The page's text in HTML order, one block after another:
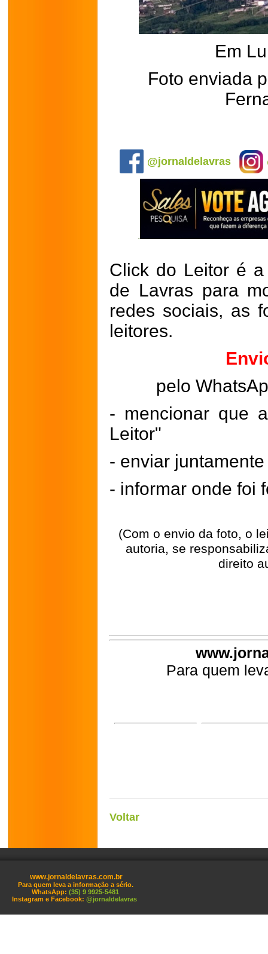
Em
Foto enviada
@jornaldelavras
Click do Leitor é
de Lavras para
redes sociais, as
leitores.
pelo
- mencionar que
Leitor"
- enviar
- informar onde foi
(Com o envio da foto, o
autoria, se
direito
Para quem
Voltar
www.jornaldelavras.com.br
Para quem leva a informação a sério.
WhatsApp: (35) 9 9925-5481
Instagram e Facebook: @jornaldelavras